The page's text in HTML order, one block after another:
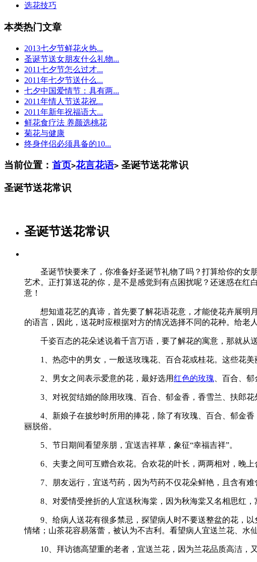
选花技巧
本类热门文章
2013七夕节鲜花火热...
圣诞节送女朋友什么礼物...
2011七夕节怎么过才...
2011年七夕节送什么...
七夕中国爱情节：具有两...
2011年情人节送花祝...
2011年新年祝福语大...
鲜花食疗法 养颜选桃花
菊花与健康
终身伴侣必须具备的10...
当前位置： 首页>花言花语> 圣诞节送花常识
圣诞节送花常识
圣诞节送花常识
圣诞节快要来了，你准备好圣诞节礼物了吗？打算给你的女
艺术。正打算送花的你，是不是感觉到有点困扰呢？还迷惑在
意！
想知道花艺的真谛，首先要了解花语花意，才能使花卉展明
的语言，因此，送花时应根据对方的情况选择不同的花种。给老
千姿百态的花朵述说着千言万语，要了解花的寓意，那就从送
1、热恋中的男女，一般送玫瑰花、百合花或桂花。这些花美
2、男女之间表示爱意的花，最好选用红色的玫瑰 、百合、
3、对祝贺结婚的除用玫瑰、百合、郁金香，香雪兰、扶郎花
4、新娘子在披纱时所用的捧花，除了有玫瑰、百合、郁金香
丽脱俗。
5、节日期间看望亲朋，宜送吉祥草，象征“幸福吉祥”。
6、夫妻之间可互赠合欢花。合欢花的叶长，两两相对，晚上
7、朋友远行，宜送芍药，因为芍药不仅花朵鲜艳，且含有难
8、对爱情受挫折的人宜送秋海棠，因为秋海棠又名相思红，
9、给病人送花有很多禁忌，探望病人时不要送整盆的花，以
情绪；山茶花容易落蕾，被认为不吉利。看望病人宜送兰花、水
10、拜访德高望重的老者，宜送兰花，因为兰花品质高洁，又